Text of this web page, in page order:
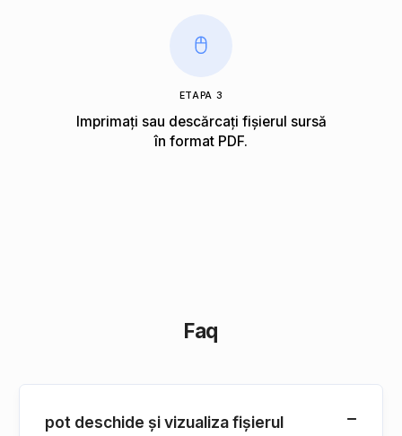
ETAPA 3
Imprimați sau descărcați fișierul sursă
în format PDF.
Faq
pot deschide și vizualiza fișierul